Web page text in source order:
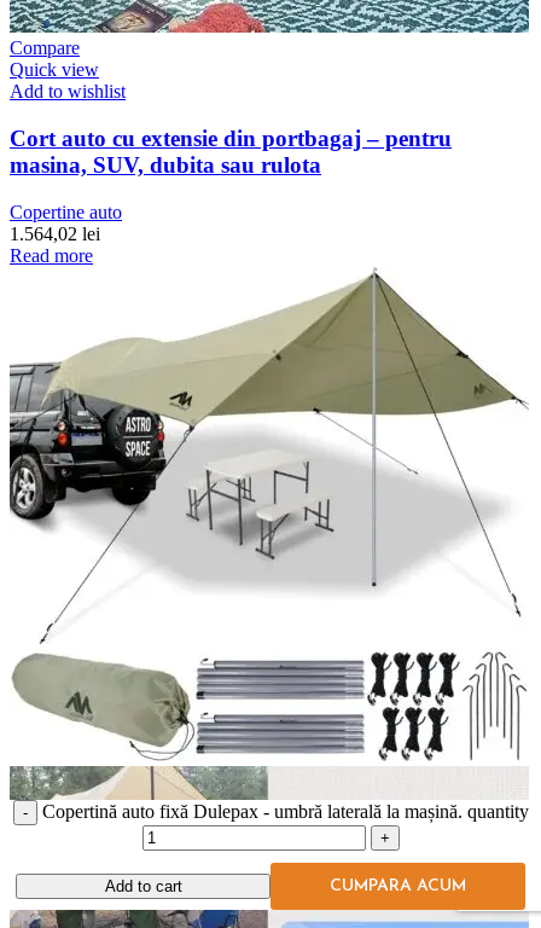
Copertină auto fixă Dulepax - umbră laterală la mașină. quantity
Add to cart CUMPARA ACUM
Compare
Quick view
Add to wishlist
Cort auto cu extensie din portbagaj – pentru
masina, SUV, dubita sau rulota
Copertine auto
1.564,02 lei
Read more